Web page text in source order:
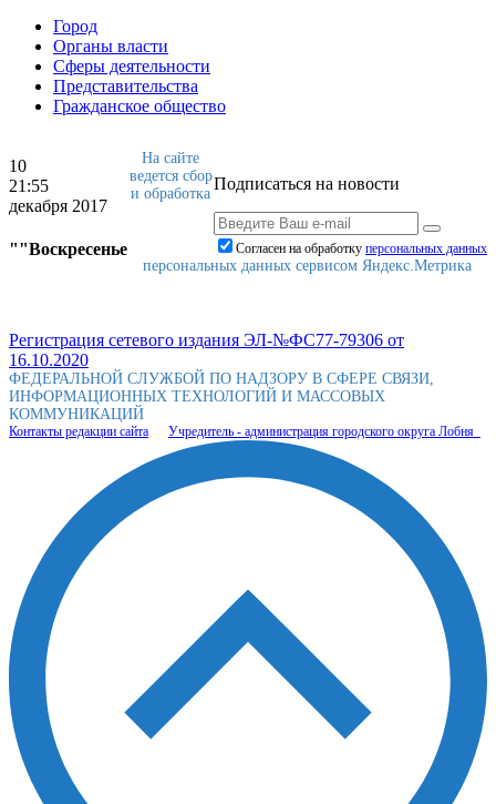
Город
Органы власти
Сферы деятельности
Представительства
Гражданское общество
10
21:55
декабря 2017
""Воскресенье
Подписаться на новости
Согласен на обработку персональныx данных
На сайте
ведется сбор
и обработка
персональных данных сервисом Яндекс.Метрика
Регистрация сетевого издания ЭЛ-№ФС77-79306 от
16.10.2020
ФЕДЕРАЛЬНОЙ СЛУЖБОЙ ПО НАДЗОРУ В СФЕРЕ СВЯЗИ,
ИНФОРМАЦИОННЫХ ТЕХНОЛОГИЙ И МАССОВЫХ
КОММУНИКАЦИЙ
Контакты редакции сайта Учредитель - администрация городского округа Лобня